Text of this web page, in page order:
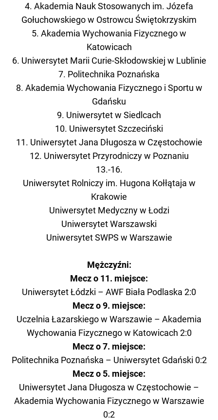
4. Akademia Nauk Stosowanych im. Józefa
Gołuchowskiego w Ostrowcu Świętokrzyskim
5. Akademia Wychowania Fizycznego w
Katowicach
6. Uniwersytet Marii Curie-Skłodowskiej w Lublinie
7. Politechnika Poznańska
8. Akademia Wychowania Fizycznego i Sportu w
Gdańsku
9. Uniwersytet w Siedlcach
10. Uniwersytet Szczeciński
11. Uniwersytet Jana Długosza w Częstochowie
12. Uniwersytet Przyrodniczy w Poznaniu
13.-16.
Uniwersytet Rolniczy im. Hugona Kołłątaja w
Krakowie
Uniwersytet Medyczny w Łodzi
Uniwersytet Warszawski
Uniwersytet SWPS w Warszawie
Mężczyźni:
Mecz o 11. miejsce:
Uniwersytet Łódzki – AWF Biała Podlaska 2:0
Mecz o 9. miejsce:
Uczelnia Łazarskiego w Warszawie – Akademia
Wychowania Fizycznego w Katowicach 2:0
Mecz o 7. miejsce:
Politechnika Poznańska – Uniwersytet Gdański 0:2
Mecz o 5. miejsce:
Uniwersytet Jana Długosza w Częstochowie –
Akademia Wychowania Fizycznego w Warszawie
0:2